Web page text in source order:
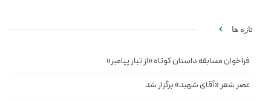
تازه ها
فراخوان مسابقه داستان کوتاه «از تبار پیامبر»
عصر شعر «آقای شهید» برگزار شد